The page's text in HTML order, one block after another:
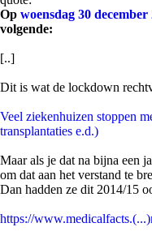
Op woensdag 30 december
volgende:
[..]
Dit is wat de lockdown
Veel ziekenhuizen stoppen
transplantaties e.d.)
Maar als je dat na bijna een
om dat aan het verstand te
Dan hadden ze dit 2014/15
https://